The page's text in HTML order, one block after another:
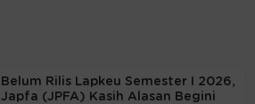
Belum Rilis Lapkeu Semester I 2026,
Japfa (JPFA) Kasih Alasan Begini